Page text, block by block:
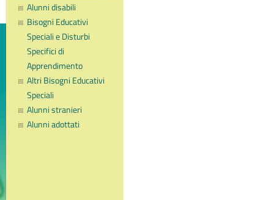
Alunni disabili
Bisogni Educativi
Speciali e Disturbi
Specifici di
Apprendimento
Altri Bisogni Educativi
Speciali
Alunni stranieri
Alunni adottati